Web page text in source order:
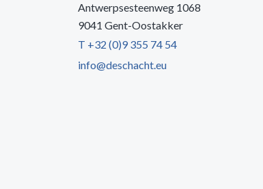
Antwerpsesteenweg 1068
9041 Gent-Oostakker
T +32 (0)9 355 74 54
info@deschacht.eu